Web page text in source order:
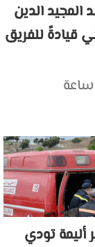
المجيد الدين
قيادةً للفريق
أليمة تودي